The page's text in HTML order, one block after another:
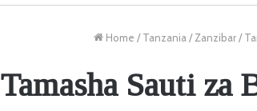
Home / Tanzania / Zanzibar /
Tamasha Sauti za